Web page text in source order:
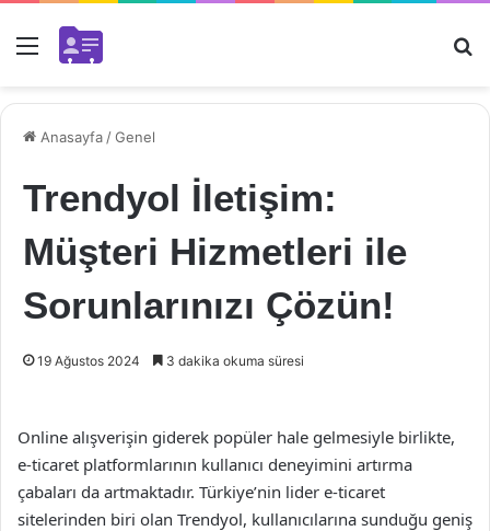
Menü
Anasayfa /Genel
Trendyol İletişim:
Müşteri Hizmetleri ile
Sorunlarınızı Çözün!
19 Ağustos 2024 3 dakika okuma süresi
Online alışverişin giderek popüler hale gelmesiyle birlikte,
e-ticaret platformlarının kullanıcı deneyimini artırma
çabaları da artmaktadır. Türkiye’nin lider e-ticaret
sitelerinden biri olan Trendyol, kullanıcılarına sunduğu geniş